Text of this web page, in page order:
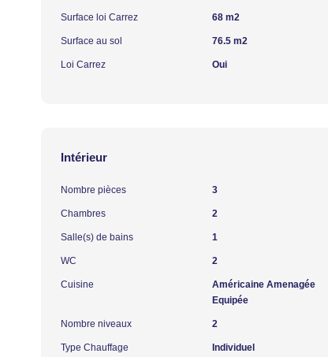
Surface loi Carrez 68 m2
Surface au sol 76.5 m2
Loi Carrez Oui
Intérieur
Nombre pièces 3
Chambres 2
Salle(s) de bains 1
WC 2
Cuisine
Américaine Amenagée
Equipée
Nombre niveaux 2
Type Chauffage Individuel